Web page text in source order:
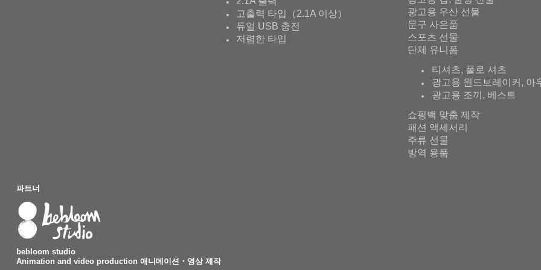
고출력 타입（2.1A 이상）
듀얼 USB 충전
저렴한 타입
광고용 우산 선물
문구 사은품
스포츠 선물
단체 유니폼
티셔츠, 폴로 셔츠
광고용 윈드브레이커, 아
광고용 조끼, 베스트
쇼핑백 맞춤 제작
패션 액세서리
주류 선물
방역 용품
파트너
bebloom studio
Animation and video production 애니메이션・영상 제작